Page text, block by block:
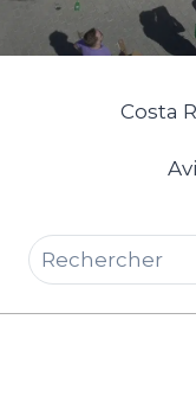
Costa